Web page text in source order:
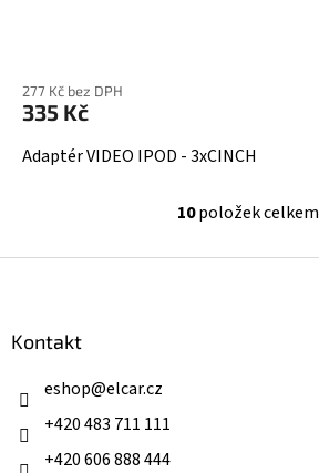
277 Kč bez DPH
335 Kč
Adaptér VIDEO IPOD - 3xCINCH
O
l
10položek celkem
Kontakt
eshop@elcar.cz
+420 483 711 111
+420 606 888 444